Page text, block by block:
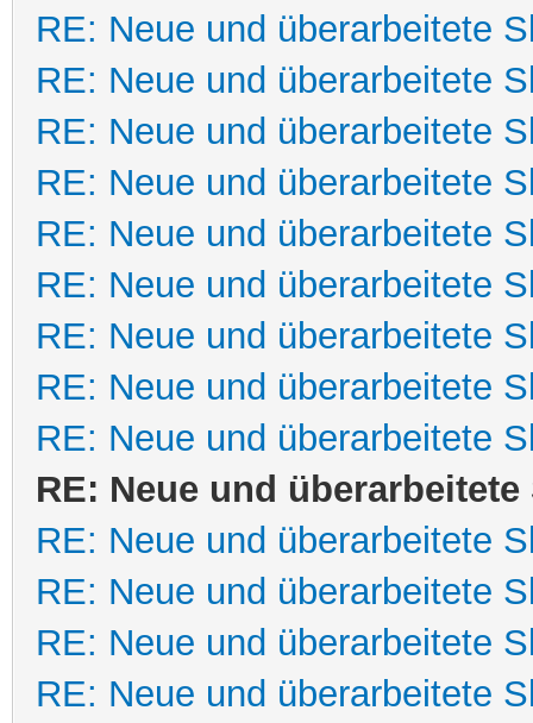
RE: Neue und überarbeitete
RE: Neue und überarbeitete
RE: Neue und überarbeitete
RE: Neue und überarbeitete
RE: Neue und überarbeitete
RE: Neue und überarbeitete
RE: Neue und überarbeitete
RE: Neue und überarbeitete
RE: Neue und überarbeitete
RE: Neue und
RE: Neue und überarbeitete
RE: Neue und überarbeitete
RE: Neue und überarbeitete
RE: Neue und überarbeitete